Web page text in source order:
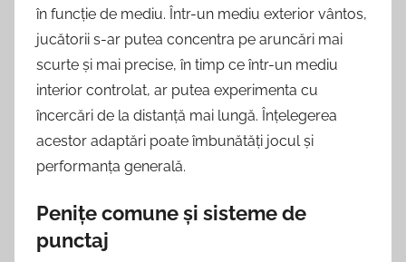
în funcție de mediu. Într-un mediu exterior vântos,
jucătorii s-ar putea concentra pe aruncări mai
scurte și mai precise, în timp ce într-un mediu
interior controlat, ar putea experimenta cu
încercări de la distanță mai lungă. Înțelegerea
acestor adaptări poate îmbunătăți jocul și
performanța generală.
Penițe comune și sisteme de
punctaj